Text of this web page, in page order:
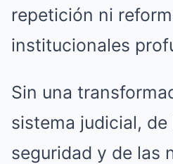
repetición ni
institucionales
Sin una
sistema judicial,
seguridad y de las